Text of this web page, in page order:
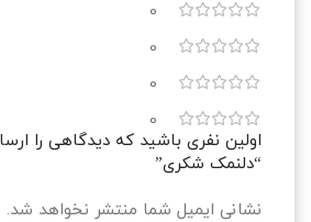
0
0
0
0
اولین نفری باشید که دیدگاهی را
“دلنمک شکری”
نشانی ایمیل شما منتشر نخواهد شد.